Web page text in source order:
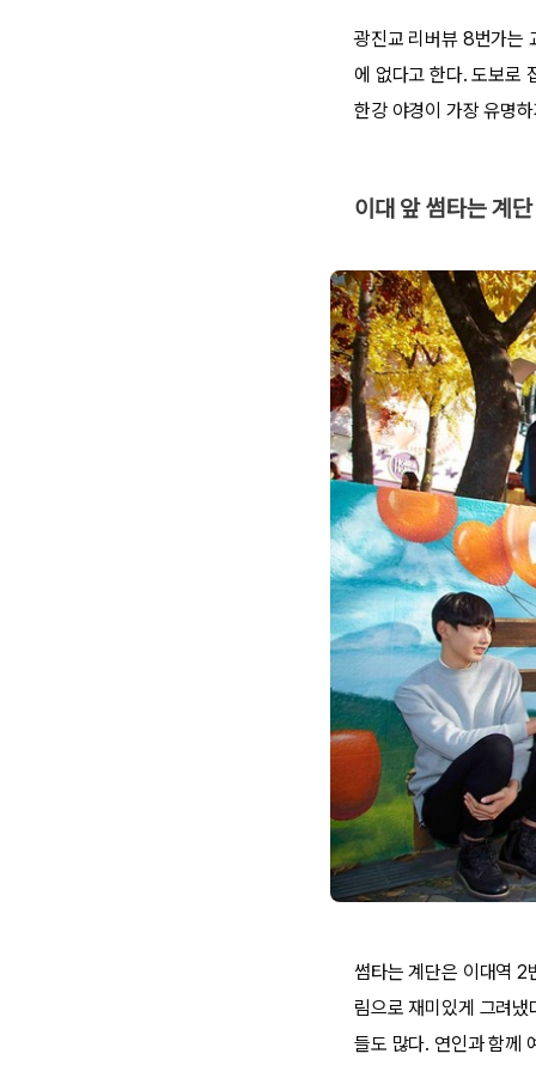
광진교 리버뷰 8번가는
에 없다고 한다. 도보로
한강 야경이 가장 유명
이대 앞 썸타는 계단
썸타는 계단은 이대역 2
림으로 재미있게 그려
들도 많다. 연인과 함께